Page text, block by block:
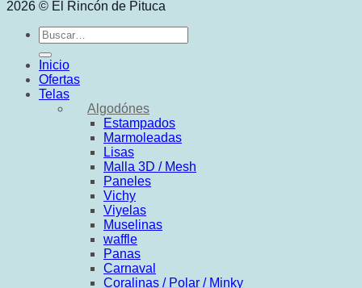
2026 © El Rincón de Pituca
Buscar
por:
Inicio
Ofertas
Telas
Algodónes
Estampados
Marmoleadas
Lisas
Malla 3D / Mesh
Paneles
Vichy
Viyelas
Muselinas
waffle
Panas
Carnaval
Coralinas / Polar / Minky